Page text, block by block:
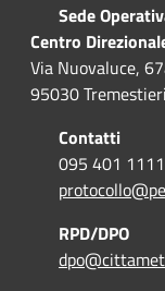
Sede
Centro
Via Nuovaluce,
95030
Contatti
095 401 1111
RPD/DPO